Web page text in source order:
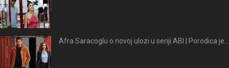
Afra Saracoglu o novoj ulozi u seriji ABI | Porodica je...